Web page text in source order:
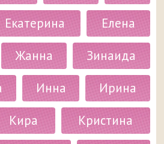
Екатерина
Елена
Жанна
Зинаида
Инна
Ирина
Кира
Кристина